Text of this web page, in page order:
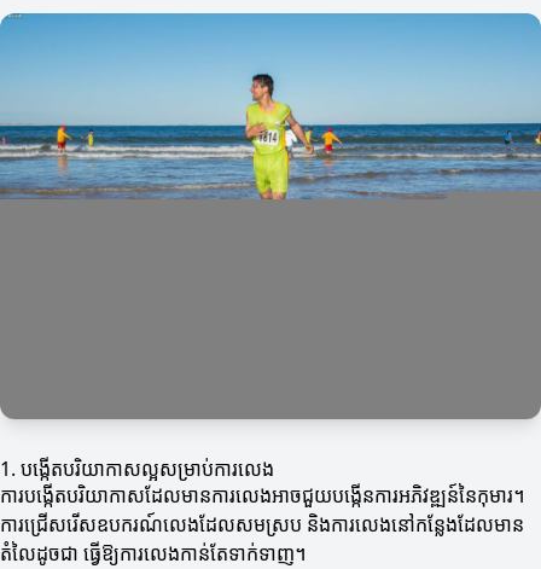
1. បង្កើតបរិយាកាសល្អសម្រាប់ការលេង
ការបង្កើតបរិយាកាសដែលមានការលេងអាចជួយបង្កើនការអភិវឌ្ឍន៍នៃកុមារ។
ការជ្រើសរើសឧបករណ៍លេងដែលសមស្រប និងការលេងនៅកន្លែងដែលមាន
តំលៃដូចជា ធ្វើឱ្យការលេងកាន់តែទាក់ទាញ។